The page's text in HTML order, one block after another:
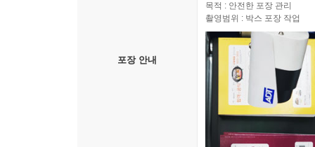
포장 안내
목적 : 안전한 포장 관리
촬영범위 : 박스 포장 작업